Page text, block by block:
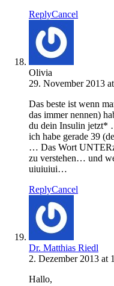
ReplyCancel
Olivia
29. November 2013
Das beste ist wenn
das immer nennen)
du dein Insulin
ich habe gerade 39
… Das Wort
zu verstehen… und
uiuiuiui…
ReplyCancel
Dr. Matthias Riedl
2. Dezember 2013 at
Hallo,